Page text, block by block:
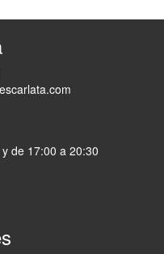
de 17:00 a 20:30